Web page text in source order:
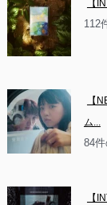
【
112
【
ム...
84
【